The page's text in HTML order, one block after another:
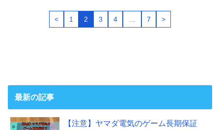
< 1 2 3 4 7 >
最新の記事
【注意】ヤマダ電気のゲーム長期保証